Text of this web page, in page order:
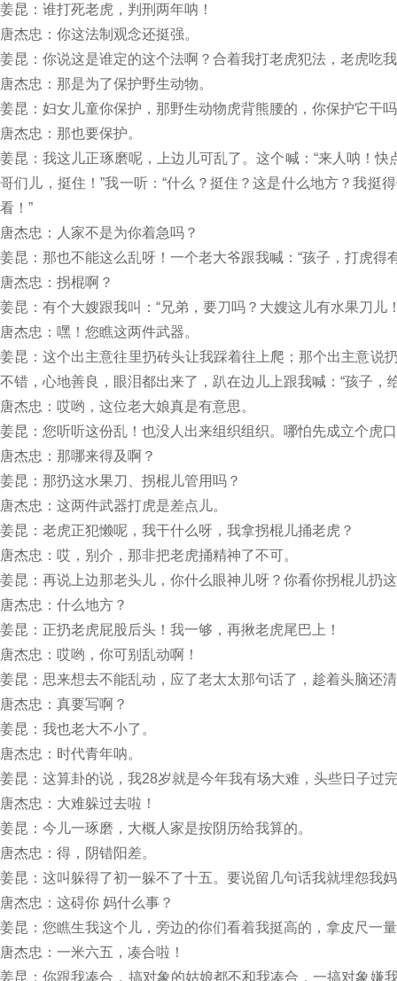
姜昆：谁打死老虎，判刑两年呐！
唐杰忠：你这法制观念还挺强。
姜昆：你说这是谁定的这个法啊？合着我打老虎犯法，老虎吃
唐杰忠：那是为了保护野生动物。
姜昆：妇女儿童你保护，那野生动物虎背熊腰的，你保护它干
唐杰忠：那也要保护。
姜昆：我这儿正琢磨呢，上边儿可乱了。这个喊：“来人呐！
哥们儿，挺住！”我一听：“什么？挺住？这是什么地方？我挺
看！”
唐杰忠：人家不是为你着急吗？
姜昆：那也不能这么乱呀！一个老大爷跟我喊：“孩子，打虎得
唐杰忠：拐棍啊？
姜昆：有个大嫂跟我叫：“兄弟，要刀吗？大嫂这儿有水果刀儿
唐杰忠：嘿！您瞧这两件武器。
姜昆：这个出主意往里扔砖头让我踩着往上爬；那个出主意说
不错，心地善良，眼泪都出来了，趴在边儿上跟我喊：“孩子，
唐杰忠：哎哟，这位老大娘真是有意思。
姜昆：您听听这份乱！也没人出来组织组织。哪怕先成立个虎
唐杰忠：那哪来得及啊？
姜昆：那扔这水果刀、拐棍儿管用吗？
唐杰忠：这两件武器打虎是差点儿。
姜昆：老虎正犯懒呢，我干什么呀，我拿拐棍儿捅老虎？
唐杰忠：哎，别介，那非把老虎捅精神了不可。
姜昆：再说上边那老头儿，你什么眼神儿呀？你看你拐棍儿扔
唐杰忠：什么地方？
姜昆：正扔老虎屁股后头！我一够，再揪老虎尾巴上！
唐杰忠：哎哟，你可别乱动啊！
姜昆：思来想去不能乱动，应了老太太那句话了，趁着头脑还
唐杰忠：真要写啊？
姜昆：我也老大不小了。
唐杰忠：时代青年呐。
姜昆：这算卦的说，我28岁就是今年我有场大难，头些日子过
唐杰忠：大难躲过去啦！
姜昆：今儿一琢磨，大概人家是按阴历给我算的。
唐杰忠：得，阴错阳差。
姜昆：这叫躲得了初一躲不了十五。要说留几句话我就埋怨我
唐杰忠：这碍你 妈什么事？
姜昆：您瞧生我这个儿，旁边的你们看着我挺高的，拿皮尺一
唐杰忠：一米六五，凑合啦！
姜昆：你跟我凑合，搞对象的姑娘都不和我凑合，一搞对象嫌